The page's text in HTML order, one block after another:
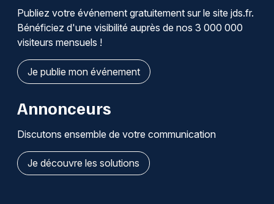
Publiez votre événement gratuitement sur le site jds.fr.
Bénéficiez d'une visibilité auprès de nos 3 000 000
visiteurs mensuels !
Je publie mon événement
Annonceurs
Discutons ensemble de votre communication
Je découvre les solutions